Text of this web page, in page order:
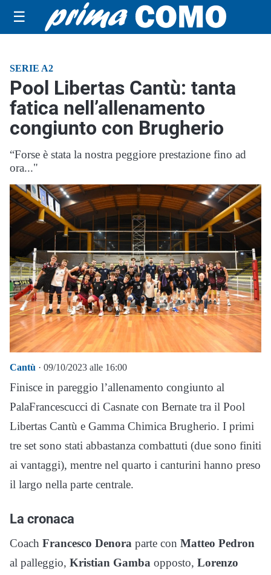
☰
SERIE A2
Pool Libertas Cantù: tanta
fatica nell’allenamento
congiunto con Brugherio
“Forse è stata la nostra peggiore prestazione fino ad
ora..."
Cantù · 09/10/2023 alle 16:00
Finisce in pareggio l’allenamento congiunto al
PalaFrancescucci di Casnate con Bernate tra il Pool
Libertas Cantù e Gamma Chimica Brugherio. I primi
tre set sono stati abbastanza combattuti (due sono finiti
ai vantaggi), mentre nel quarto i canturini hanno preso
il largo nella parte centrale.
La cronaca
Coach Francesco Denora parte con Matteo Pedron
al palleggio, Kristian Gamba opposto, Lorenzo